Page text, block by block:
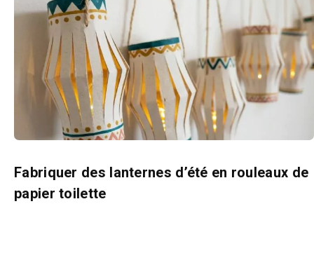
Fabriquer des lanternes d’été en rouleaux de
papier toilette